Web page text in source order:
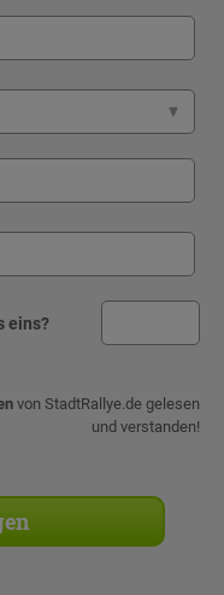
eins?
von StadtRallye.de gelesen
und verstanden!